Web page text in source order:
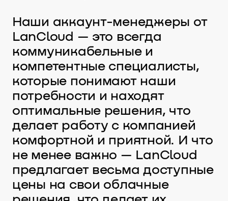
Наши аккаунт-менеджеры от
LanCloud — это всегда
коммуникабельные и
компетентные специалисты,
которые понимают наши
потребности и находят
оптимальные решения, что
делает работу с компанией
комфортной и приятной. И что
не менее важно — LanCloud
предлагает весьма доступные
цены на свои облачные